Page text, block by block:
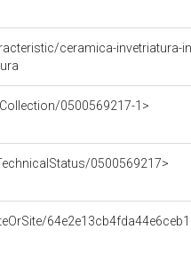
ceramica-invetriatura-
0500569217-1>
0500569217>